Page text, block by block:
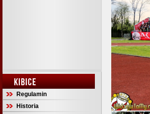
KIBICE
Regulamin
Historia